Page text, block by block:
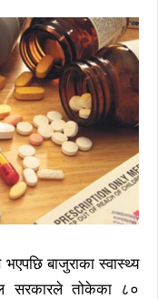
बाजुराका स्वास्थ्य
सरकारले तोकेका ८०